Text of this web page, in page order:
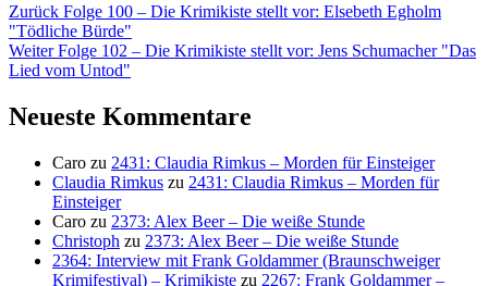
Beitragsnavigation
Zurück Vorheriger
Beitrag:
Folge 100 – Die Krimikiste stellt vor: Elsebeth Egholm
"Tödliche Bürde"
Weiter Nächster
Beitrag:
Folge 102 – Die Krimikiste stellt vor: Jens Schumacher "Das
Lied vom Untod"
Neueste Kommentare
Caro zu 2431: Claudia Rimkus – Morden für Einsteiger
Claudia Rimkus zu 2431: Claudia Rimkus – Morden für
Einsteiger
Caro zu 2373: Alex Beer – Die weiße Stunde
Christoph zu 2373: Alex Beer – Die weiße Stunde
2364: Interview mit Frank Goldammer (Braunschweiger
Krimifestival) – Krimikiste zu 2267: Frank Goldammer –